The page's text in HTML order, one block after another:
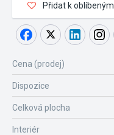
Přidat k oblíbeným
Cena (prodej)
Dispozice
Celková plocha
Interiér